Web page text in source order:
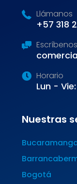
Llámanos
+57 318
Escríbenos
Horario
Lun -
Nuestras
Bogotá